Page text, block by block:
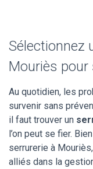
Sélectionnez
Mouriès pour
Au quotidien, les
survenir sans
il faut trouver un
l’on peut se fier.
serrurerie à
alliés dans la